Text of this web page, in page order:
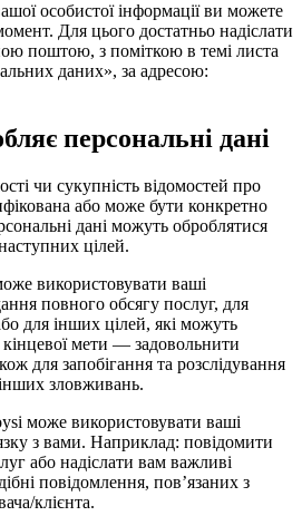
особистої інформації ви можете
Для цього достатньо надіслати
поштою, з поміткою в темі листа
даних», за адресою:
персональні дані
чи сукупність відомостей про
або може бути конкретно
дані можуть оброблятися
цілей.
використовувати ваші
повного обсягу послуг, для
для інших цілей, які можуть
кінцевої мети — задовольнити
для запобігання та розслідування
зловживань.
може використовувати ваші
з вами. Наприклад: повідомити
або надіслати вам важливі
повідомлення, пов’язаних з
клієнта.